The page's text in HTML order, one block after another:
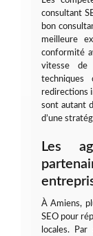
consultant
bon
meilleure
conformité
vitesse de
techniques
redirections
sont autant
d’une
Les
À Amiens,
SEO pour
locales.